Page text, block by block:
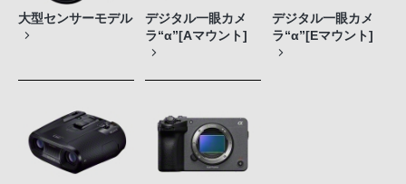
大型センサーモデル
デジタル一眼カメ
ラ“α”[Aマウント]
デジタル一眼カメ
ラ“α”[Eマウント]